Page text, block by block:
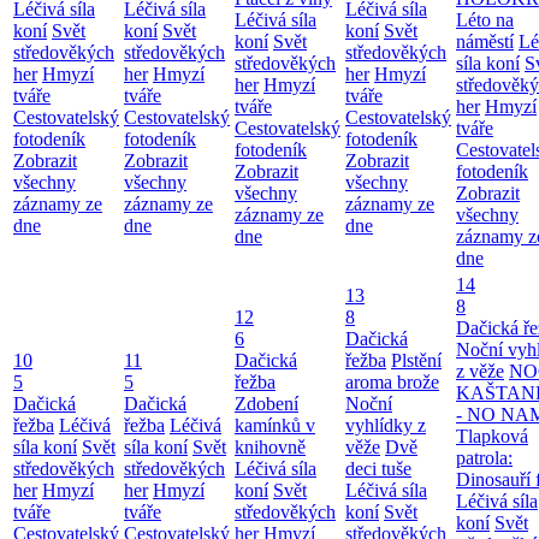
Léčivá síla
koní Svět
středověkých
her Hmyzí
tváře
Cestovatelský
fotodeník
Zobrazit
všechny
záznamy ze
dne
Léčivá síla
koní Svět
středověkých
her Hmyzí
tváře
Cestovatelský
fotodeník
Zobrazit
všechny
záznamy ze
dne
Léčivá síla
koní Svět
středověkých
her Hmyzí
tváře
Cestovatelský
fotodeník
Zobrazit
všechny
záznamy ze
dne
Léčivá síla
koní Svět
středověkých
her Hmyzí
tváře
Cestovatelský
fotodeník
Zobrazit
všechny
záznamy ze
dne
Léto na
náměstí
síla koní
her Hmyzí
tváře
fotodeník
Zobrazit
všechny
záznamy
dne
10
5
Dačická
řežba Léčivá
síla koní Svět
středověkých
her Hmyzí
tváře
Cestovatelský
11
5
Dačická
řežba Léčivá
síla koní Svět
středověkých
her Hmyzí
tváře
Cestovatelský
12
6
Dačická
řežba
Zdobení
kamínků v
knihovně
Léčivá síla
koní Svět
středověkých
her Hmyzí
13
8
Dačická
řežba Plstění
aroma brože
Noční
vyhlídky z
věže Dvě
deci tuše
Léčivá síla
koní Svět
středověkých
14
8
Dačická
Noční
z věže
- NO
Tlapková
patrola:
Dinosauří
Léčivá síla
koní Svět